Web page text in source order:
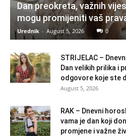
Dan preokreta, važnih
mogu promijeniti vaš
Urednik - August 5, 2026 0
STRIJELAC –
Dan velikih prilika i
odgovore koje ste
August 5, 2026
RAK – Dnevni
vama je dan koji
promjene i važne